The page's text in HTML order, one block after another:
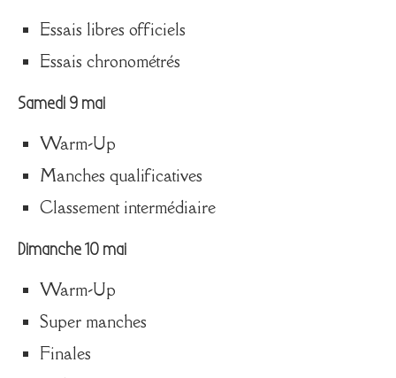
Essais libres officiels
Essais chronométrés
Samedi 9 mai
Warm-Up
Manches qualificatives
Classement intermédiaire
Dimanche 10 mai
Warm-Up
Super manches
Finales